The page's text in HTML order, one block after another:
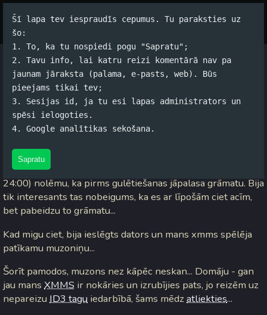
Šī lapa tev iespraudīs cepumus. Tu paraksties uz
šo:
1. To, ka tu nospiedi pogu "Sapratu";
2. Tavu info, lai katru reizi komentārā nav pa
jaunam jāraksta (palama, e-pasts, web). Būs
pieejams tikai tev;
3. Sesijas id, ja tu esi lapas administrators un
spēsi ielogoties.
4. Google analītikas sekošana.
Sapratu
Neizprotamība...
Jānis Rubļevskis (koko) / 15.08.2005. 09:24 /#Dzīve/
komentāri
nedaudz saguris... Kā nekā gulēts bija tikai kādas 4 stundas,
pie tam diennakts vispār nebija gulēta. Taču vakarā (ap
24:00) nolēmu, ka pirms gulētiešanas jāpalasa grāmatu. Bija
tik interesants tas nobeigums, ka es ar līpošām ciet acīm,
bet pabeidzu to grāmatu...
Kad migu ciet, bija ieslēgts dators un mans xmms spēlēja
patīkamu muzoniņu...
Šorīt pamodos, muzons nez kāpēc neskan... Domāju - gan
jau mans XMMS ir nokāries un izrubījies pats, jo reizēm uz
nepareizu ID3 tagu iedarbībā, šams mēdzatliekties...